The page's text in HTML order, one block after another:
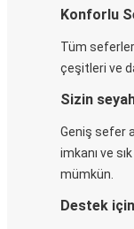
Konforlu
Tüm
çeşitleri ve
Sizin
Geniş sefer
imkanı ve
mümkün.
Destek